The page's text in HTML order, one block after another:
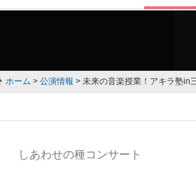
ホーム > 公演情報 > 未来の音楽授業！アキラ塾in
しあわせの種コンサート